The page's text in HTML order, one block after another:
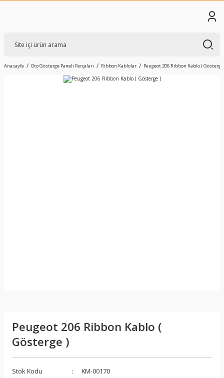
Anasayfa Oto Gösterge Paneli Parçaları Ribbon Kablolar Peugeot 206 Ribbon Kablo ( Gösterge
Peugeot 206 Ribbon Kablo (
Gösterge )
Stok Kodu
KM-00170